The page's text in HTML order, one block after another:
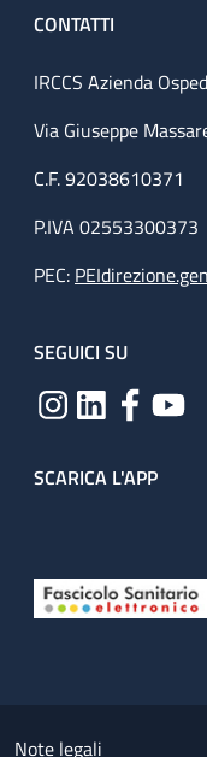
CONTATTI
IRCCS Azienda
Via Giuseppe
C.F. 92038610371
P.IVA 02553300373
PEC:
SEGUICI SU
SCARICA L'APP
Small prints
Note legali